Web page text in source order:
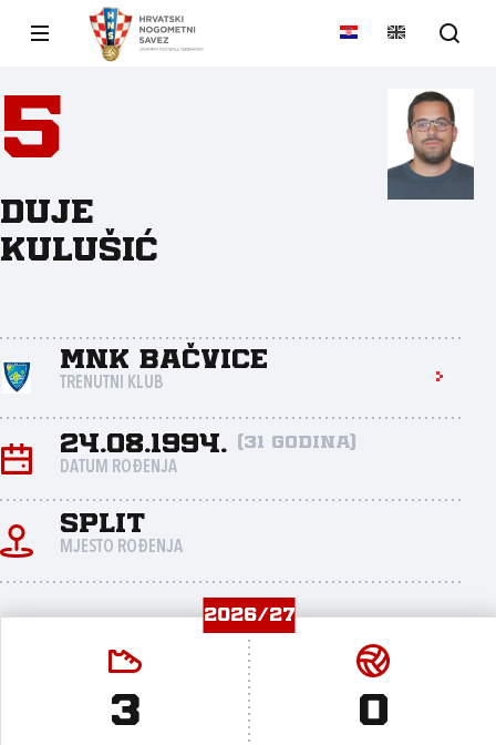
5
Duje
Kulušić
MNK Bačvice
TRENUTNI KLUB
24.08.1994. (31 godina)
DATUM ROĐENJA
Split
MJESTO ROĐENJA
2026/27
3 0